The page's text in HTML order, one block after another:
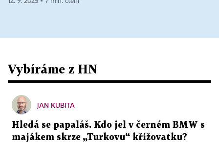
Vybíráme z HN
JAN KUBITA
Hledá se papaláš. Kdo jel v černém BMW s
majákem skrze „Turkovu“ křižovatku?